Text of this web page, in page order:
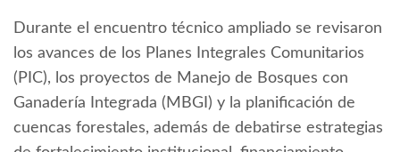
Durante el encuentro técnico ampliado se revisaron
los avances de los Planes Integrales Comunitarios
(PIC), los proyectos de Manejo de Bosques con
Ganadería Integrada (MBGI) y la planificación de
cuencas forestales, además de debatirse estrategias